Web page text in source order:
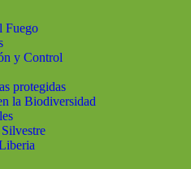
Fuego
y Control
protegidas
la Biodiversidad